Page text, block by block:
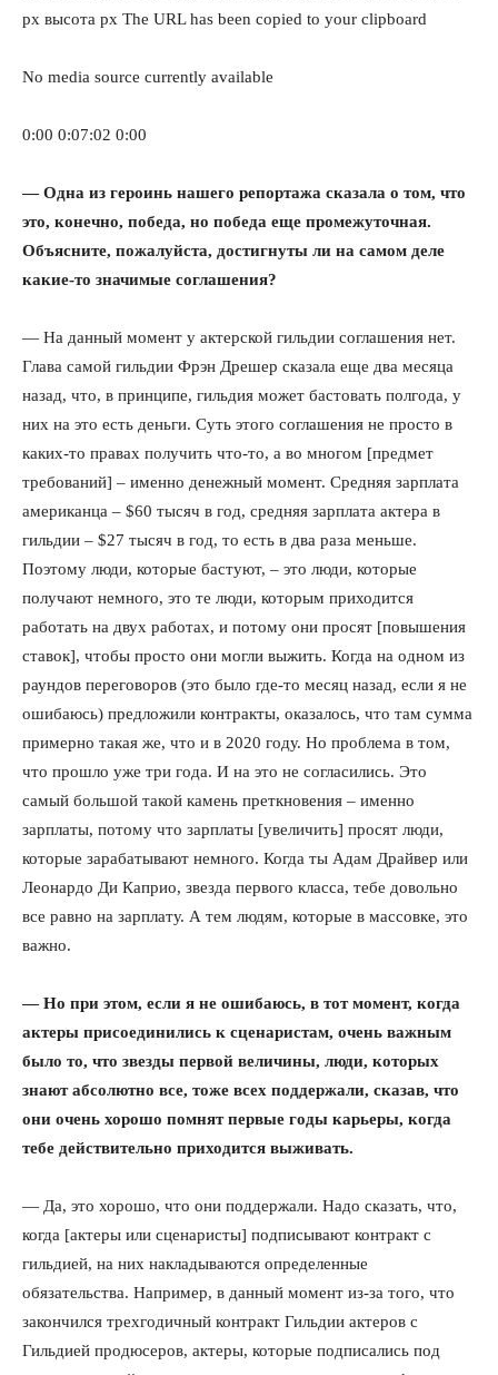
px высота px The URL has been copied to your clipboard
No media source currently available
0:00 0:07:02 0:00
— Одна из героинь нашего репортажа сказала о том, что
это, конечно, победа, но победа еще промежуточная.
Объясните, пожалуйста, достигнуты ли на самом деле
какие-то значимые соглашения?
— На данный момент у актерской гильдии соглашения нет.
Глава самой гильдии Фрэн Дрешер сказала еще два месяца
назад, что, в принципе, гильдия может бастовать полгода, у
них на это есть деньги. Суть этого соглашения не просто в
каких-то правах получить что-то, а во многом [предмет
требований] – именно денежный момент. Средняя зарплата
американца – $60 тысяч в год, средняя зарплата актера в
гильдии – $27 тысяч в год, то есть в два раза меньше.
Поэтому люди, которые бастуют, – это люди, которые
получают немного, это те люди, которым приходится
работать на двух работах, и потому они просят [повышения
ставок], чтобы просто они могли выжить. Когда на одном из
раундов переговоров (это было где-то месяц назад, если я не
ошибаюсь) предложили контракты, оказалось, что там сумма
примерно такая же, что и в 2020 году. Но проблема в том,
что прошло уже три года. И на это не согласились. Это
самый большой такой камень преткновения – именно
зарплаты, потому что зарплаты [увеличить] просят люди,
которые зарабатывают немного. Когда ты Адам Драйвер или
Леонардо Ди Каприо, звезда первого класса, тебе довольно
все равно на зарплату. А тем людям, которые в массовке, это
важно.
— Но при этом, если я не ошибаюсь, в тот момент, когда
актеры присоединились к сценаристам, очень важным
было то, что звезды первой величины, люди, которых
знают абсолютно все, тоже всех поддержали, сказав, что
они очень хорошо помнят первые годы карьеры, когда
тебе действительно приходится выживать.
— Да, это хорошо, что они поддержали. Надо сказать, что,
когда [актеры или сценаристы] подписывают контракт с
гильдией, на них накладываются определенные
обязательства. Например, в данный момент из-за того, что
закончился трехгодичный контракт Гильдии актеров с
Гильдией продюсеров, актеры, которые подписались под